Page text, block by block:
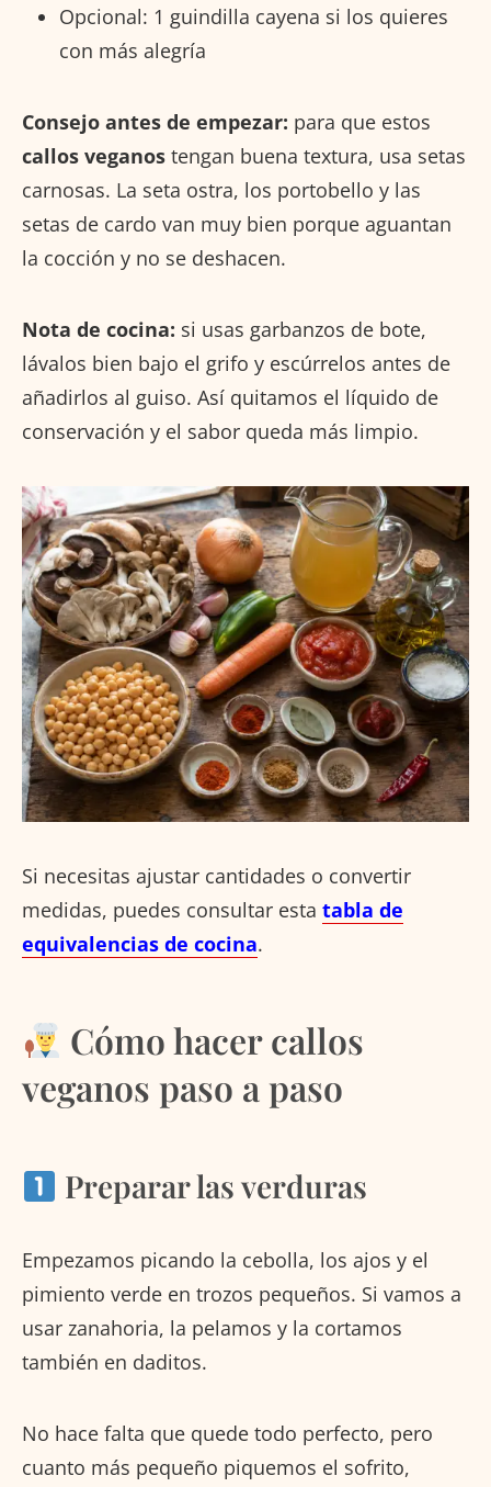
Opcional: 1 guindilla cayena si los quieres
con más alegría
Consejo antes de empezar: para que estos
callos veganos tengan buena textura, usa setas
carnosas. La seta ostra, los portobello y las
setas de cardo van muy bien porque aguantan
la cocción y no se deshacen.
Nota de cocina: si usas garbanzos de bote,
lávalos bien bajo el grifo y escúrrelos antes de
añadirlos al guiso. Así quitamos el líquido de
conservación y el sabor queda más limpio.
Si necesitas ajustar cantidades o convertir
medidas, puedes consultar esta tabla de
equivalencias de cocina.
Cómo hacer callos
veganos paso a paso
Preparar las verduras
Empezamos picando la cebolla, los ajos y el
pimiento verde en trozos pequeños. Si vamos a
usar zanahoria, la pelamos y la cortamos
también en daditos.
No hace falta que quede todo perfecto, pero
cuanto más pequeño piquemos el sofrito,